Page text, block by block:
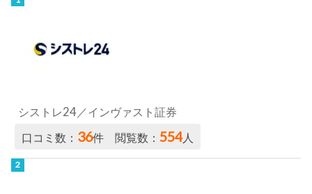
シストレ24／インヴァスト証券
口コミ数： 36件 閲覧数：554人